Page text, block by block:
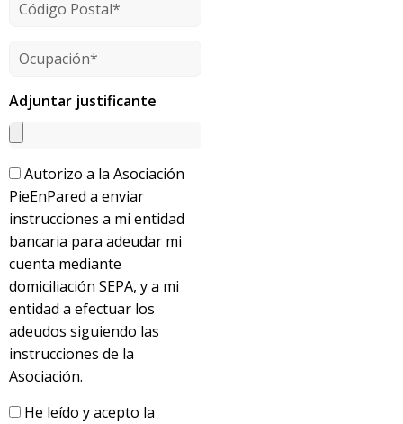
Adjuntar justificante
Autorizo a la Asociación
PieEnPared a enviar
instrucciones a mi entidad
bancaria para adeudar mi
cuenta mediante
domiciliación SEPA, y a mi
entidad a efectuar los
adeudos siguiendo las
instrucciones de la
Asociación.
He leído y acepto la